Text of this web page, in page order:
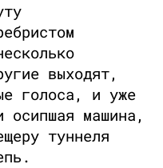
выходят,
голоса, и уже
осипшая машина,
туннеля